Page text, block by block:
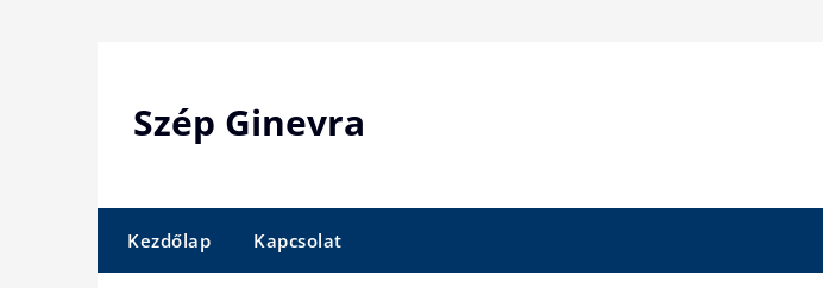
Szép Ginevra
Kezdőlap Kapcsolat